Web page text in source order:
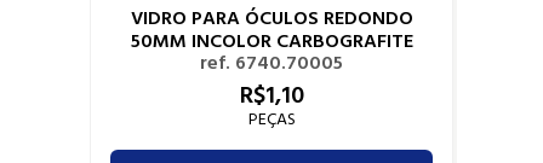
VIDRO PARA ÓCULOS REDONDO
50MM INCOLOR CARBOGRAFITE
ref. 6740.70005
R$1,10
PEÇAS